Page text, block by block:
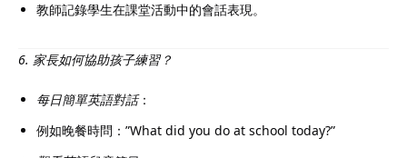
教師記錄學生在課堂活動中的會話表現。
6. 家長如何協助孩子練習？
每日簡單英語對話：
例如晚餐時問：”What did you do at school today?”